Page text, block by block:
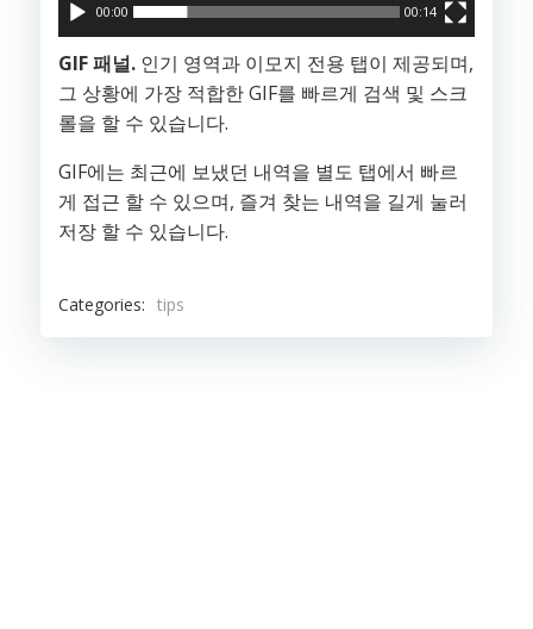
00:00 00:14
GIF 패널. 인기 영역과 이모지 전용 탭이 제공되며,
그 상황에 가장 적합한 GIF를 빠르게 검색 및 스크
롤을 할 수 있습니다.
GIF에는 최근에 보냈던 내역을 별도 탭에서 빠르
게 접근 할 수 있으며, 즐겨 찾는 내역을 길게 눌러
저장 할 수 있습니다.
Categories: tips